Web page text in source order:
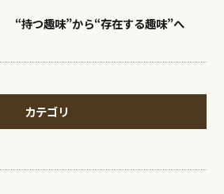
“持つ趣味”から“存在する趣味”へ
カテゴリ